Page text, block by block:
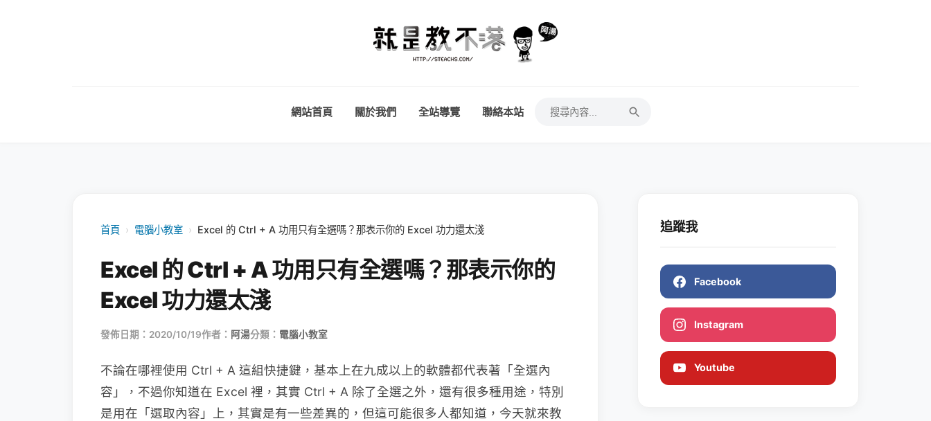
網站首頁 關於我們 全站導覽 聯絡本站
首頁 › 電腦小教室 › Excel 的 Ctrl + A 功用只有全選嗎？那表示你的 Excel 功力還太淺
Excel 的 Ctrl + A 功用只有全選嗎？那表示你的
Excel 功力還太淺
發佈日期：2020/10/19作者： 阿湯分類： 電腦小教室
不論在哪裡使用 Ctrl + A 這組快捷鍵，基本上在九成以上的軟體都代表著「全選內
容」，不過你知道在 Excel 裡，其實 Ctrl + A 除了全選之外，還有很多種用途，特別
是用在「選取內容」上，其實是有一些差異的，但這可能很多人都知道，今天就來教
追蹤我
Facebook
Instagram
Youtube